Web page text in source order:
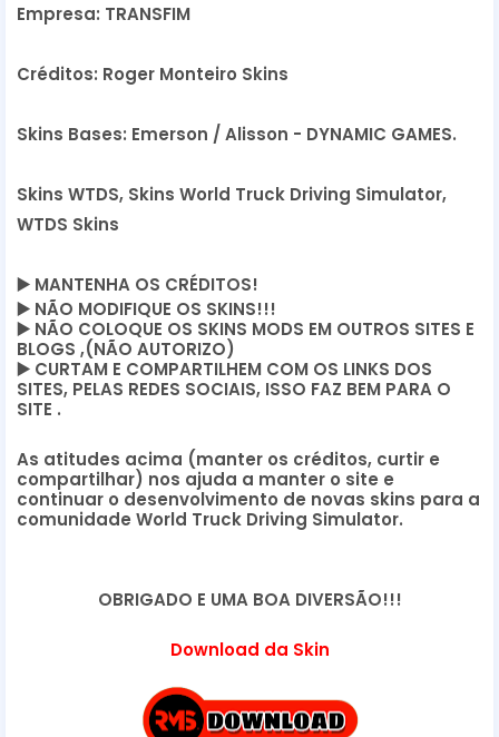
Empresa: TRANSFIM
Créditos: Roger Monteiro Skins
Skins Bases: Emerson / Alisson - DYNAMIC GAMES.
Skins WTDS, Skins World Truck Driving Simulator,
WTDS Skins
▶️ MANTENHA OS CRÉDITOS!
▶️ NÃO MODIFIQUE OS SKINS!!!
▶️ NÃO COLOQUE OS SKINS MODS EM OUTROS SITES E
BLOGS ,(NÃO AUTORIZO)
▶️ CURTAM E COMPARTILHEM COM OS LINKS DOS
SITES, PELAS REDES SOCIAIS, ISSO FAZ BEM PARA O
SITE .
As atitudes acima (manter os créditos, curtir e
compartilhar) nos ajuda a manter o site e
continuar o desenvolvimento de novas skins para a
comunidade World Truck Driving Simulator.
OBRIGADO E UMA BOA DIVERSÃO!!!
Download da Skin